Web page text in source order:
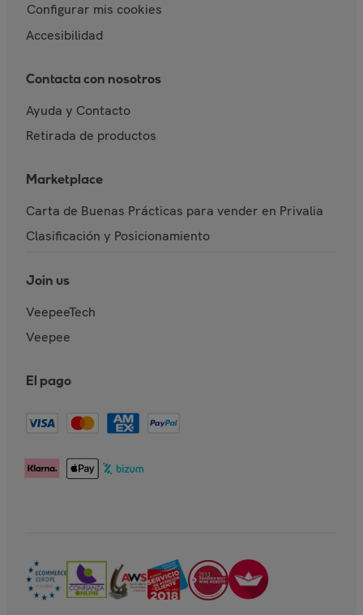
Configurar mis cookies
Accesibilidad
Contacta con nosotros
Ayuda y Contacto
Retirada de productos
Marketplace
Carta de Buenas Prácticas para vender en Privalia
Clasificación y Posicionamiento
Join us
VeepeeTech
Veepee
El pago